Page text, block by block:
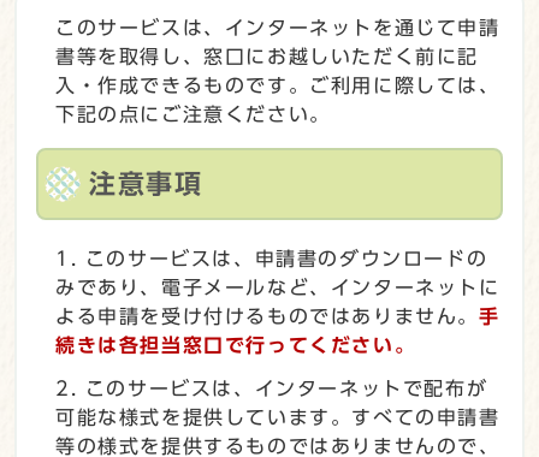
このサービスは、インターネットを通じて申請
書等を取得し、窓口にお越しいただく前に記
入・作成できるものです。ご利用に際しては、
下記の点にご注意ください。
注意事項
このサービスは、申請書のダウンロードの
みであり、電子メールなど、インターネットに
よる申請を受け付けるものではありません。 手
続きは各担当窓口で行ってください。
このサービスは、インターネットで配布が
可能な様式を提供しています。すべての申請書
等の様式を提供するものではありませんので、